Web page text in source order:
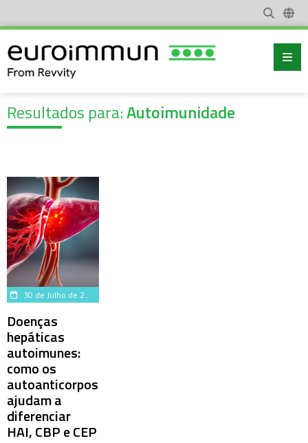
Resultados para:Autoimunidade
30 de Julho de 2026
Doenças
hepáticas
autoimunes:
como os
autoanticorpos
ajudam a
diferenciar
HAI, CBP e CEP